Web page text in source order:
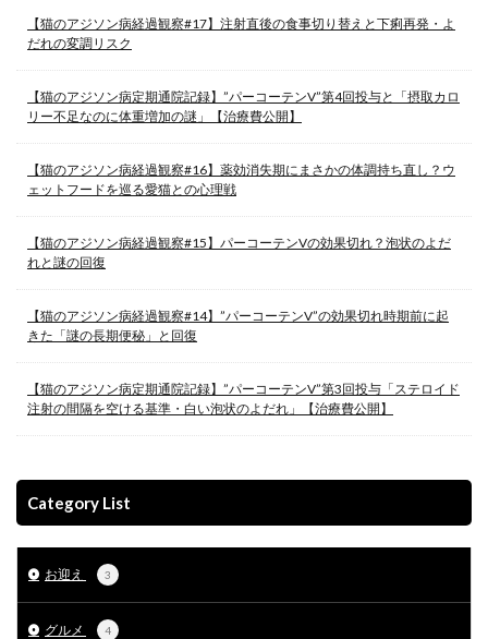
【猫のアジソン病経過観察#17】注射直後の食事切り替えと下痢再発・よ
だれの変調リスク
【猫のアジソン病定期通院記録】”パーコーテンV”第4回投与と「摂取カロ
リー不足なのに体重増加の謎」【治療費公開】
【猫のアジソン病経過観察#16】薬効消失期にまさかの体調持ち直し？ウ
ェットフードを巡る愛猫との心理戦
【猫のアジソン病経過観察#15】パーコーテンVの効果切れ？泡状のよだ
れと謎の回復
【猫のアジソン病経過観察#14】”パーコーテンV”の効果切れ時期前に起
きた「謎の長期便秘」と回復
【猫のアジソン病定期通院記録】”パーコーテンV”第3回投与「ステロイド
注射の間隔を空ける基準・白い泡状のよだれ」【治療費公開】
Category List
お迎え 3
グルメ 4